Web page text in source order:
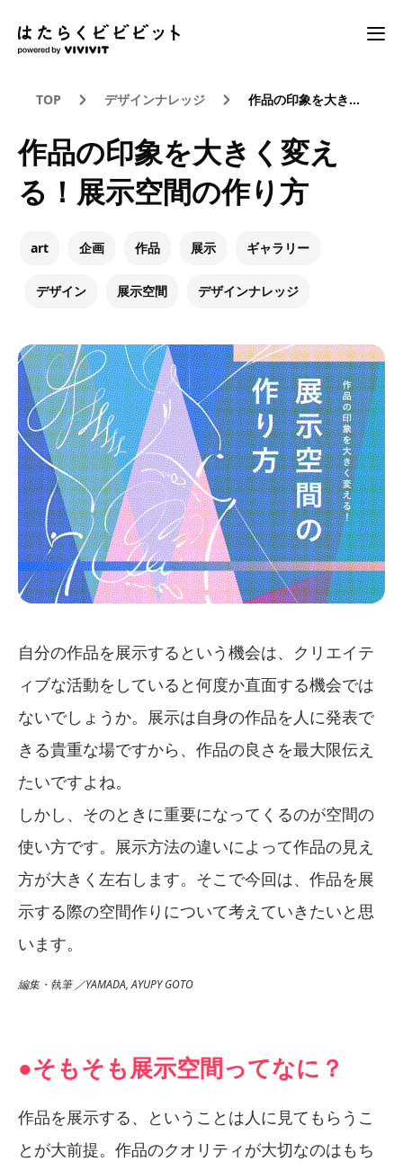
TOP デザインナレッジ 作品の印象を大きく変える！展示空間の作り方
作品の印象を大きく変え
る！展示空間の作り方
art 企画 作品 展示 ギャラリー
デザイン 展示空間 デザインナレッジ
自分の作品を展示するという機会は、クリエイテ
ィブな活動をしていると何度か直面する機会では
ないでしょうか。展示は自身の作品を人に発表で
きる貴重な場ですから、作品の良さを最大限伝え
たいですよね。
しかし、そのときに重要になってくるのが空間の
使い方です。展示方法の違いによって作品の見え
方が大きく左右します。そこで今回は、作品を展
示する際の空間作りについて考えていきたいと思
います。
編集・執筆 ／YAMADA, AYUPY GOTO
●そもそも展示空間ってなに？
作品を展示する、ということは人に見てもらうこ
とが大前提。作品のクオリティが大切なのはもち